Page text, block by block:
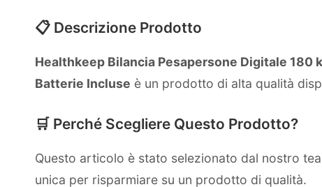
📋 Descrizione Prodotto
Healthkeep Bilancia Pesapersone Digitale 180
Batterie Incluse è un prodotto di alta qualità
🛒 Perché Scegliere Questo Prodotto?
Questo articolo è stato selezionato dal nostro
unica per risparmiare su un prodotto di qualità.